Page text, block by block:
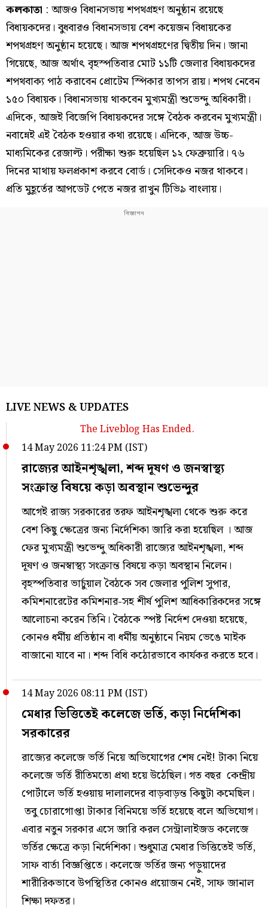
কলকাতা : আজও বিধানসভায় শপথগ্রহণ অনুষ্ঠান রয়েছে
বিধায়কদের। বুধবারও বিধানসভায় বেশ কয়েজন বিধায়কের
শপথগ্রহণ অনুষ্ঠান হয়েছে। আজ শপথগ্রহণের দ্বিতীয় দিন। জানা
গিয়েছে, আজ অর্থাৎ বৃহস্পতিবার মোট ১১টি জেলার বিধায়কদের
শপথবাক্য পাঠ করাবেন প্রোটেম স্পিকার তাপস রায়। শপথ নেবেন
১৫০ বিধায়ক। বিধানসভায় থাকবেন মুখ্যমন্ত্রী শুভেন্দু অধিকারী।
এদিকে, আজই বিজেপি বিধায়কদের সঙ্গে বৈঠক করবেন মুখ্যমন্ত্রী।
নবান্নেই এই বৈঠক হওয়ার কথা রয়েছে। এদিকে, আজ উচ্চ-
মাধ্যমিকের রেজাল্ট। পরীক্ষা শুরু হয়েছিল ১২ ফেব্রুয়ারি। ৭৬
দিনের মাথায় ফলপ্রকাশ করবে বোর্ড। সেদিকেও নজর থাকবে।
প্রতি মুহূর্তের আপডেট পেতে নজর রাখুন টিভি৯ বাংলায়।
LIVE NEWS & UPDATES
The Liveblog Has Ended.
14 May 2026 11:24 PM (IST)
রাজ্যের আইনশৃঙ্খলা, শব্দ দূষণ ও জনস্বাস্থ্য
সংক্রান্ত বিষয়ে কড়া অবস্থান শুভেন্দুর
আগেই রাজ্য সরকারের তরফ আইনশৃঙ্খলা থেকে শুরু করে
বেশ কিছু ক্ষেত্রের জন্য নির্দেশিকা জারি করা হয়েছিল । আজ
ফের মুখ্যমন্ত্রী শুভেন্দু অধিকারী রাজ্যের আইনশৃঙ্খলা, শব্দ
দূষণ ও জনস্বাস্থ্য সংক্রান্ত বিষয়ে কড়া অবস্থান নিলেন।
বৃহস্পতিবার ভার্চুয়াল বৈঠকে সব জেলার পুলিশ সুপার,
কমিশনারেটের কমিশনার-সহ শীর্ষ পুলিশ আধিকারিকদের সঙ্গে
আলোচনা করেন তিনি। বৈঠকে স্পষ্ট নির্দেশ দেওয়া হয়েছে,
কোনও ধর্মীয় প্রতিষ্ঠান বা ধর্মীয় অনুষ্ঠানে নিয়ম ভেঙে মাইক
বাজানো যাবে না। শব্দ বিধি কঠোরভাবে কার্যকর করতে হবে।
14 May 2026 08:11 PM (IST)
মেধার ভিত্তিতেই কলেজে ভর্তি, কড়া নির্দেশিকা
সরকারের
রাজ‍্যের কলেজে ভর্তি নিয়ে অভিযোগের শেষ নেই! টাকা নিয়ে
কলেজে ভর্তি রীতিমতো প্রথা হয়ে উঠেছিল। গত বছর কেন্দ্রীয়
পোর্টালে ভর্তি হওয়ায় দালালদের বাড়বাড়ন্ত কিছুটা কমেছিল।
তবু চোরাগোপ্তা টাকার বিনিময়ে ভর্তি হয়েছে বলে অভিযোগ।
এবার নতুন সরকার এসে জারি করল সেন্ট্রালাইজড কলেজে
ভর্তির ক্ষেত্রে কড়া নির্দেশিকা। শুধুমাত্র মেধার ভিত্তিতেই ভর্তি,
সাফ বার্তা বিজ্ঞপ্তিতে। কলেজে ভর্তির জন‍্য পড়ুয়াদের
শারীরিকভাবে উপস্থিতির কোনও প্রয়োজন নেই, সাফ জানাল
শিক্ষা দফতর।